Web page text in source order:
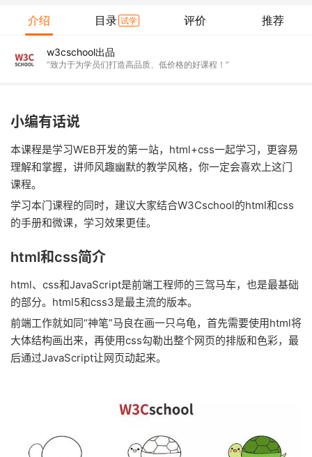
介绍 目录 试学 评价 推荐
w3cschool出品
“致力于为学员们打造高品质、低价格的好课程！”
小编有话说
本课程是学习WEB开发的第一站，html+css一起学习，更容易
理解和掌握，讲师风趣幽默的教学风格，你一定会喜欢上这门
课程。
学习本门课程的同时，建议大家结合W3Cschool的html和css
的手册和微课，学习效果更佳。
html和css简介
html、css和JavaScript是前端工程师的三驾马车，也是最基础
的部分。html5和css3是最主流的版本。
前端工作就如同“神笔”马良在画一只乌龟，首先需要使用html将
大体结构画出来，再使用css勾勒出整个网页的排版和色彩，最
后通过JavaScript让网页动起来。